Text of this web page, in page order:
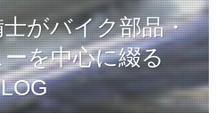
がバイク部品・
を中心に綴る